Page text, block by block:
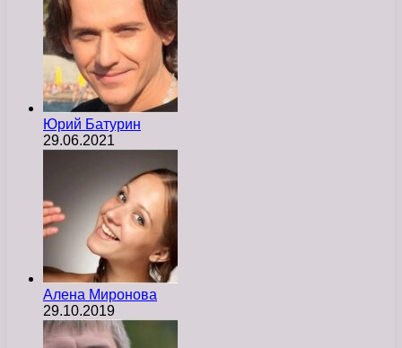
Юрий Батурин
29.06.2021
Алена Миронова
29.10.2019